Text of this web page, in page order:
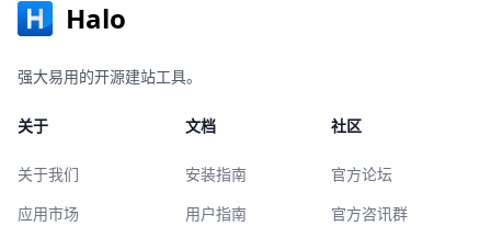
Halo
强大易用的开源建站工具。
关于
关于我们
应用市场
文档
安装指南
用户指南
社区
官方论坛
官方咨讯群